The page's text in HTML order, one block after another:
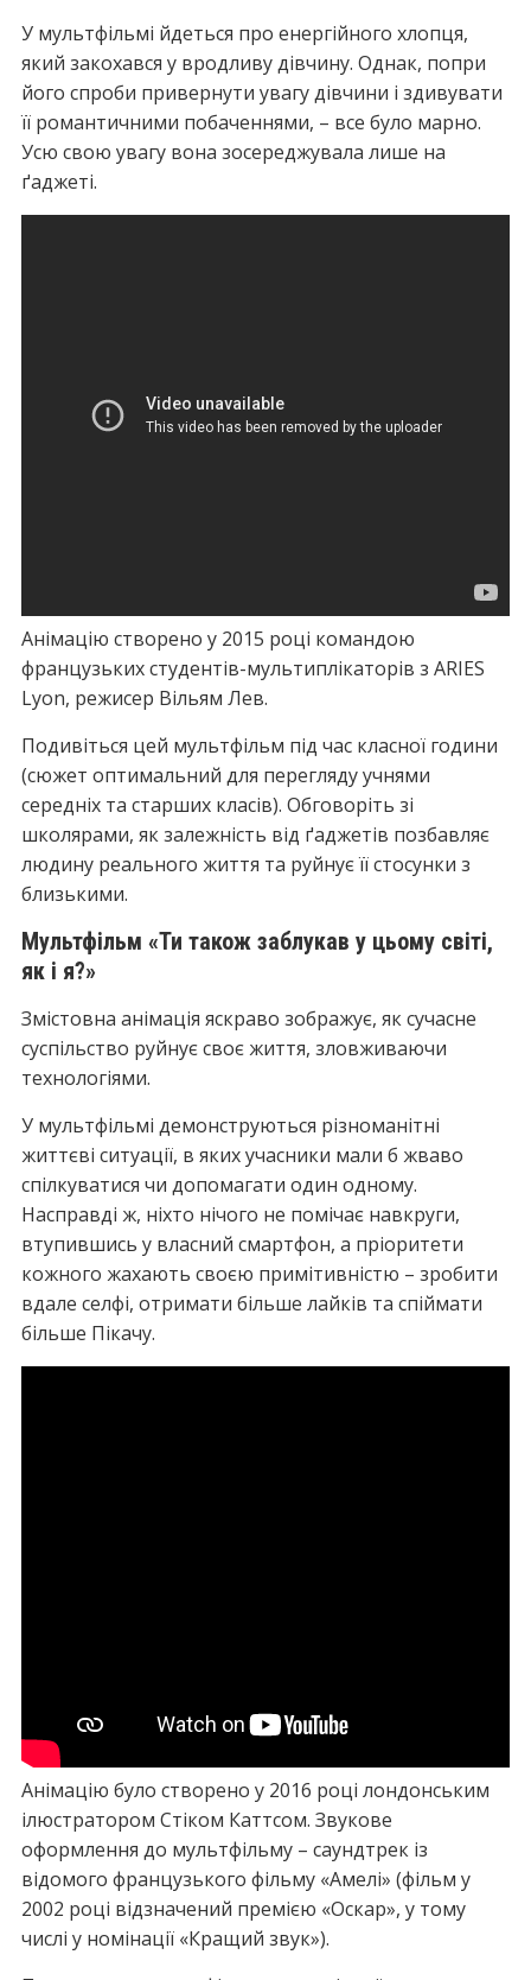
У мультфільмі йдеться про енергійного хлопця,
який закохався у вродливу дівчину. Однак, попри
його спроби привернути увагу дівчини і здивувати
її романтичними побаченнями, – все було марно.
Усю свою увагу вона зосереджувала лише на
ґаджеті.
Анімацію створено у 2015 році командою
французьких студентів-мультиплікаторів з ARIES
Lyon, режисер Вільям Лев.
Подивіться цей мультфільм під час класної години
(сюжет оптимальний для перегляду учнями
середніх та старших класів). Обговоріть зі
школярами, як залежність від ґаджетів позбавляє
людину реального життя та руйнує її стосунки з
близькими.
Мультфільм «Ти також заблукав у цьому світі,
як і я?»
Змістовна анімація яскраво зображує, як сучасне
суспільство руйнує своє життя, зловживаючи
технологіями.
У мультфільмі демонструються різноманітні
життєві ситуації, в яких учасники мали б жваво
спілкуватися чи допомагати один одному.
Насправді ж, ніхто нічого не помічає навкруги,
втупившись у власний смартфон, а пріоритети
кожного жахають своєю примітивністю – зробити
вдале селфі, отримати більше лайків та спіймати
більше Пікачу.
Анімацію було створено у 2016 році лондонським
ілюстратором Стіком Каттсом. Звукове
оформлення до мультфільму – саундтрек із
відомого французького фільму «Амелі» (фільм у
2002 році відзначений премією «Оскар», у тому
числі у номінації «Кращий звук»).